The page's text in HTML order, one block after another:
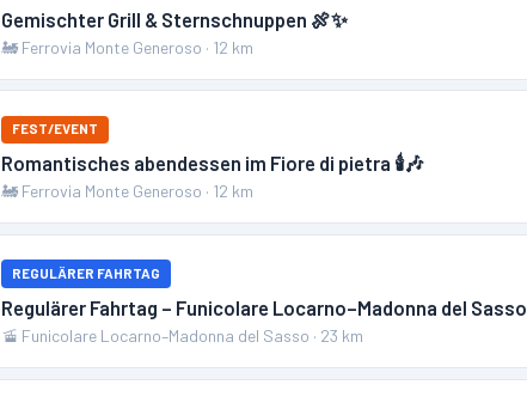
Gemischter Grill & Sternschnuppen 🍖✨
🚂 Ferrovia Monte Generoso · 12 km
FEST/EVENT
Romantisches abendessen im Fiore di pietra 🕯️🎶
🚂 Ferrovia Monte Generoso · 12 km
REGULÄRER FAHRTAG
Regulärer Fahrtag – Funicolare Locarno–Madonna del Sasso
🚡 Funicolare Locarno–Madonna del Sasso · 23 km